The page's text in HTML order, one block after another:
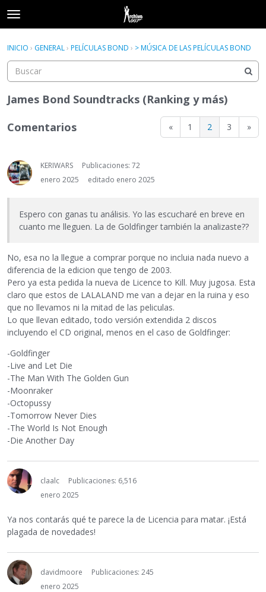
t
o
g
e
e
u
Acceder Registrarse
Acceder Registrarse ×
INICIO › GENERAL› PELÍCULAS BOND › > MÚSICA DE LAS PELÍCULAS BOND
James Bond Soundtracks (Ranking y más)
« 1 2 3 »
Comentarios
KERIWARS
Publicaciones: 72
enero 2025
editado enero 2025
Espero con ganas tu análisis. Yo las escucharé en breve en
cuanto me lleguen. La de Goldfinger también la analizaste??
No, esa no la llegue a comprar porque no incluia nada nuevo a
diferencia de la edicion que tengo de 2003.
Pero ya esta pedida la nueva de Licence to Kill. Muy jugosa. Esta
claro que estos de LALALAND me van a dejar en la ruina y eso
que no llevamos ni la mitad de las peliculas.
Lo que llevan editado, todo versión extendida 2 discos
incluyendo el CD original, menos en el caso de Goldfinger:
-Goldfinger
-Live and Let Die
-The Man With The Golden Gun
-Moonraker
-Octopussy
-Tomorrow Never Dies
-The World Is Not Enough
-Die Another Day
claalc
Publicaciones: 6,516
enero 2025
Ya nos contarás qué te parece la de Licencia para matar. ¡Está
plagada de novedades!
davidmoore
Publicaciones: 245
enero 2025